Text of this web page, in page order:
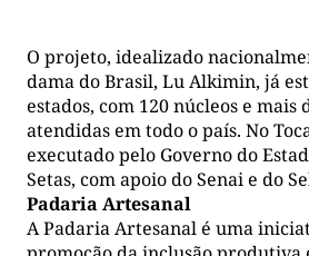
O projeto, idealizado
dama do Brasil, Lu Alkimin, já
estados, com 120 núcleos e mais
atendidas em todo o país. No
executado pelo Governo do
Setas, com apoio do Senai e do
Padaria Artesanal
A Padaria Artesanal é uma